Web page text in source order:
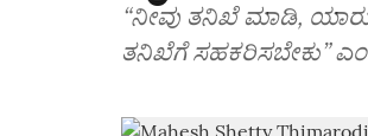
“ನೀವು ತನಿಖೆ ಮಾಡಿ,
ತನಿಖೆಗೆ ಸಹಕರಿಸಬೇಕು”